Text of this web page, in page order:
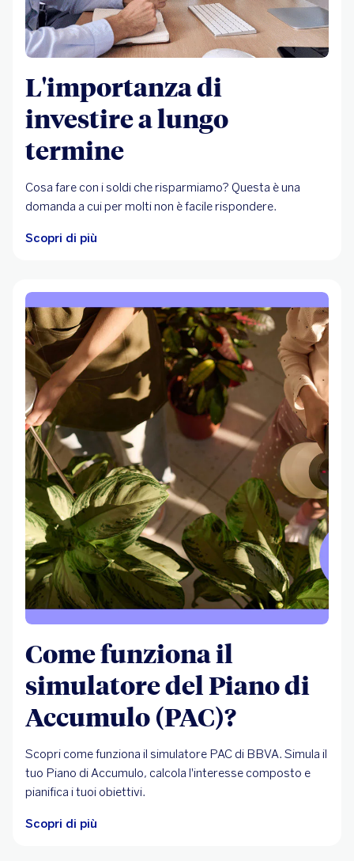
L'importanza di
investire a lungo
termine
Cosa fare con i soldi che risparmiamo? Questa è una
domanda a cui per molti non è facile rispondere.
Scopri di più
Come funziona il
simulatore del Piano di
Accumulo (PAC)?
Scopri come funziona il simulatore PAC di BBVA. Simula il
tuo Piano di Accumulo, calcola l'interesse composto e
pianifica i tuoi obiettivi.
Scopri di più